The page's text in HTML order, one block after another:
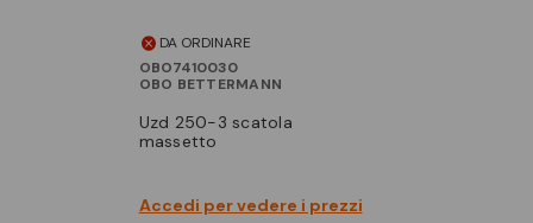
DA ORDINARE
OBO7410030
OBO BETTERMANN
uzd 250-3 scatola
massetto
Accedi per vedere i prezzi